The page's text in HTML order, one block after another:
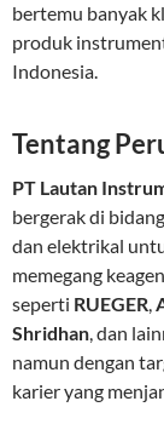
bertemu banyak
produk
Indonesia.
Tentang
PT Lautan
bergerak di
dan elektrikal
memegang
seperti RUEGER,
Shridhan, dan
namun dengan
karier yang